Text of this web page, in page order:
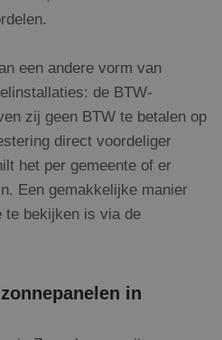
een andere vorm van
de BTW-
zij geen BTW te betalen op
direct voordeliger
het per gemeente of er
Een gemakkelijke manier
te bekijken is via de
in